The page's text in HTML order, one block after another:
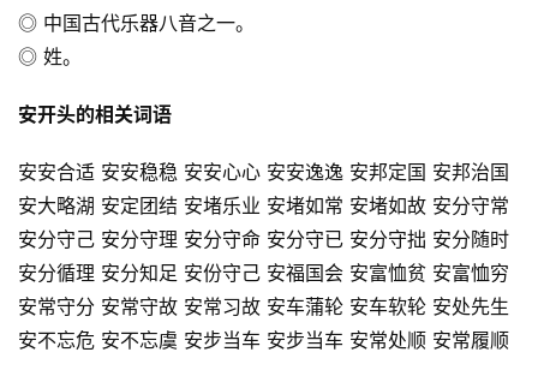
◎ 中国古代乐器八音之一。
◎ 姓。
安开头的相关词语
安安合适 安安稳稳 安安心心 安安逸逸 安邦定国 安邦治国
安大略湖 安定团结 安堵乐业 安堵如常 安堵如故 安分守常
安分守己 安分守理 安分守命 安分守已 安分守拙 安分随时
安分循理 安分知足 安份守己 安福国会 安富恤贫 安富恤穷
安常守分 安常守故 安常习故 安车蒲轮 安车软轮 安处先生
安不忘危 安不忘虞 安步当车 安步当车 安常处顺 安常履顺